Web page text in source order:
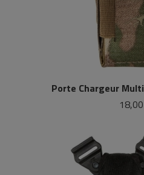
Porte Chargeur